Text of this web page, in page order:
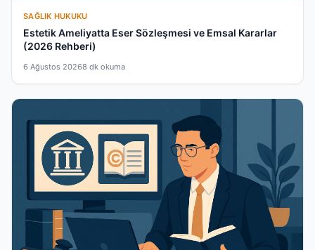
SAĞLIK HUKUKU
Estetik Ameliyatta Eser Sözleşmesi ve Emsal Kararlar
(2026 Rehberi)
6 Ağustos 20268 dk okuma